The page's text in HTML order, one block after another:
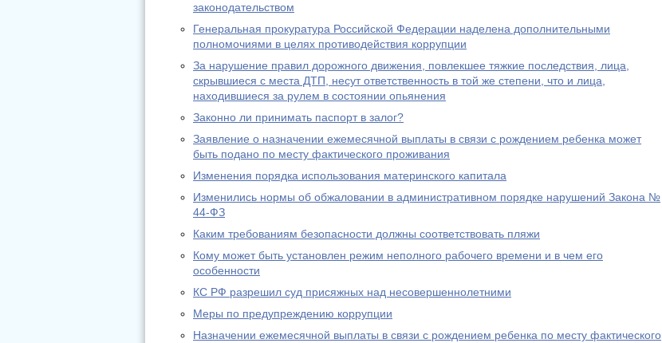
законодательством
Генеральная прокуратура Российской Федерации наделена дополнительными
полномочиями в целях противодействия коррупции
За нарушение правил дорожного движения, повлекшее тяжкие последствия, лица,
скрывшиеся с места ДТП, несут ответственность в той же степени, что и лица,
находившиеся за рулем в состоянии опьянения
Законно ли принимать паспорт в залог?
Заявление о назначении ежемесячной выплаты в связи с рождением ребенка может
быть подано по месту фактического проживания
Изменения порядка использования материнского капитала
Изменились нормы об обжаловании в административном порядке нарушений Закона №
44-ФЗ
Каким требованиям безопасности должны соответствовать пляжи
Кому может быть установлен режим неполного рабочего времени и в чем его
особенности
КС РФ разрешил суд присяжных над несовершеннолетними
Меры по предупреждению коррупции
Назначении ежемесячной выплаты в связи с рождением ребенка по месту фактического